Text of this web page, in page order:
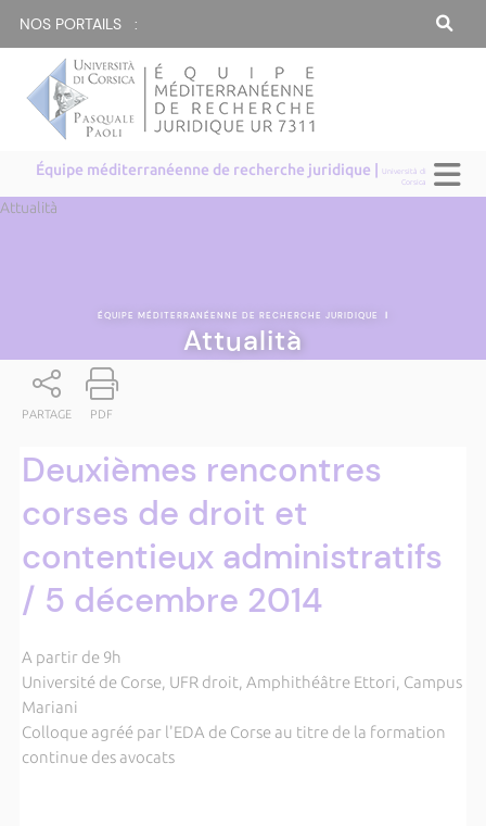
NOS PORTAILS :
Équipe méditerranéenne de recherche juridique |Università di
Corsica
Attualità
ÉQUIPE MÉDITERRANÉENNE DE RECHERCHE JURIDIQUE |
Attualità
PARTAGE PDF
Deuxièmes rencontres
corses de droit et
contentieux administratifs
/ 5 décembre 2014
A partir de 9h
Université de Corse, UFR droit, Amphithéâtre Ettori, Campus
Mariani
Colloque agréé par l'EDA de Corse au titre de la formation
continue des avocats